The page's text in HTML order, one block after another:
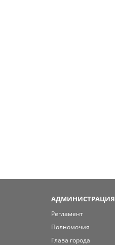
АДМИНИСТРАЦИЯ
Регламент
Полномочия
Глава города